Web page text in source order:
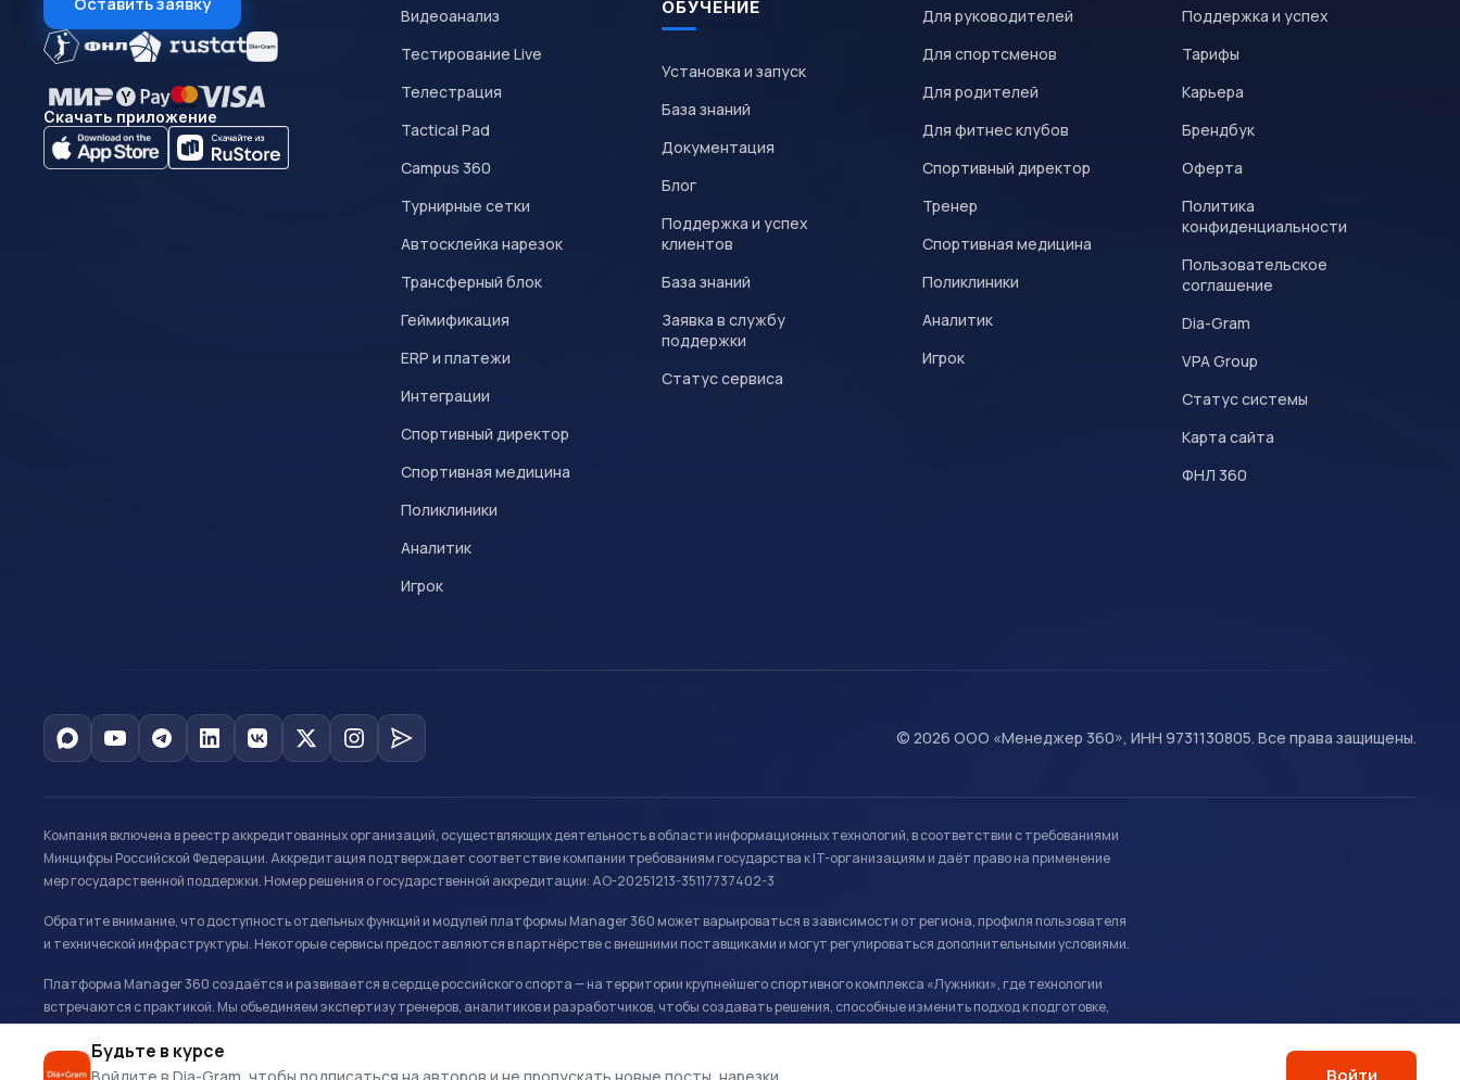
Будьте в курсе
Войти
Скачать приложение
Видеоанализ
Тестирование Live
Телестрация
Tactical Pad
Campus 360
Турнирные сетки
Автосклейка нарезок
Трансферный блок
Геймификация
ERP и платежи
Интеграции
Спортивный директор
Спортивная медицина
Поликлиники
Аналитик
Игрок
ОБУЧЕНИЕ
Установка и запуск
База знаний
Документация
Блог
Поддержка и успех
клиентов
База знаний
Заявка в службу
поддержки
Статус сервиса
Для руководителей
Для спортсменов
Для родителей
Для фитнес клубов
Спортивный директор
Тренер
Спортивная медицина
Поликлиники
Аналитик
Игрок
Поддержка и успех
Тарифы
Карьера
Брендбук
Оферта
Политика
конфиденциальности
Пользовательское
соглашение
Dia-Gram
VPA Group
Статус системы
Карта сайта
ФНЛ 360
© 2026 ООО «Менеджер 360», ИНН 9731130805. Все права защищены.
Компания включена в реестр аккредитованных организаций, осуществляющих деятельность в области информационных технологий, в соответствии с требованиями
Минцифры Российской Федерации. Аккредитация подтверждает соответствие компании требованиям государства к IT-организациям и даёт право на применение
мер государственной поддержки. Номер решения о государственной аккредитации: АО-20251213-35117737402-3
Обратите внимание, что доступность отдельных функций и модулей платформы Manager 360 может варьироваться в зависимости от региона, профиля пользователя
и технической инфраструктуры. Некоторые сервисы предоставляются в партнёрстве с внешними поставщиками и могут регулироваться дополнительными условиями.
Платформа Manager 360 создаётся и развивается в сердце российского спорта — на территории крупнейшего спортивного комплекса «Лужники», где технологии
встречаются с практикой. Мы объединяем экспертизу тренеров, аналитиков и разработчиков, чтобы создавать решения, способные изменить подход к подготовке,
развитию и управлению в спорте.
Офис: г. Москва, Олимпийский комплекс «Лужники», Большая спортивная арена, ул. Лужники 24с1.